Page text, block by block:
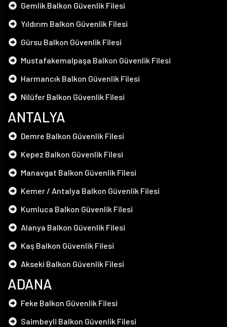
Gemlik Balkon Güvenlik Filesi
Yıldırım Balkon Güvenlik Filesi
Gürsu Balkon Güvenlik Filesi
Mustafakemalpaşa Balkon Güvenlik Filesi
Harmancık Balkon Güvenlik Filesi
Nilüfer Balkon Güvenlik Filesi
ANTALYA
Demre Balkon Güvenlik Filesi
Kepez Balkon Güvenlik Filesi
Manavgat Balkon Güvenlik Filesi
Kemer / Antalya Balkon Güvenlik Filesi
Kumluca Balkon Güvenlik Filesi
Alanya Balkon Güvenlik Filesi
Kaş Balkon Güvenlik Filesi
Akseki Balkon Güvenlik Filesi
ADANA
Feke Balkon Güvenlik Filesi
Saimbeyli Balkon Güvenlik Filesi